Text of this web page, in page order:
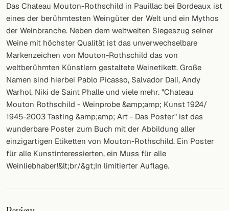
Links
Search
FOLLOW
Twitter
Facebook
RSS
Cocktail app
Das Chateau Mouton-Rothschild in Pauillac bei Bordeaux ist
eines der berühmtesten Weingüter der Welt und ein Mythos
der Weinbranche. Neben dem weltweiten Siegeszug seiner
Weine mit höchster Qualität ist das unverwechselbare
Markenzeichen von Mouton-Rothschild das von
weltberühmten Künstlern gestaltete Weinetikett. Große
Namen sind hierbei Pablo Picasso, Salvador Dalí, Andy
Warhol, Niki de Saint Phalle und viele mehr. "Chateau
Mouton Rothschild - Weinprobe &amp;amp; Kunst 1924/
1945-2003 Tasting &amp;amp; Art - Das Poster" ist das
wunderbare Poster zum Buch mit der Abbildung aller
einzigartigen Etiketten von Mouton-Rothschild. Ein Poster
für alle Kunstinteressierten, ein Muss für alle
Weinliebhaber!&lt;br/&gt;In limitierter Auflage.